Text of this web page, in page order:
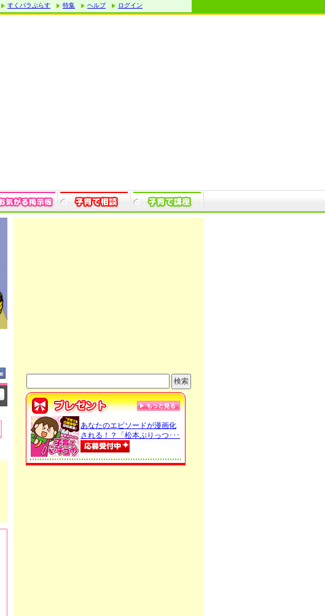
すくパラぷらす 特集 ヘルプ ログイン
あなたのエピソードが漫画化
される！？「松本ぷりっつ･･･